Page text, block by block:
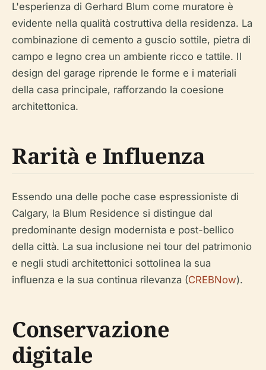
L'esperienza di Gerhard Blum come muratore è
evidente nella qualità costruttiva della residenza. La
combinazione di cemento a guscio sottile, pietra di
campo e legno crea un ambiente ricco e tattile. Il
design del garage riprende le forme e i materiali
della casa principale, rafforzando la coesione
architettonica.
Rarità e Influenza
Essendo una delle poche case espressioniste di
Calgary, la Blum Residence si distingue dal
predominante design modernista e post-bellico
della città. La sua inclusione nei tour del patrimonio
e negli studi architettonici sottolinea la sua
influenza e la sua continua rilevanza (CREBNow).
Conservazione
digitale